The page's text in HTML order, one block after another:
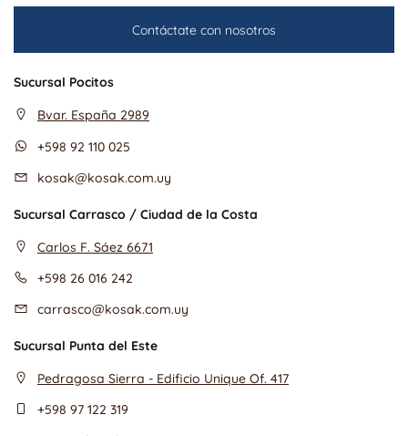
Contáctate con nosotros
Sucursal Pocitos
Bvar. España 2989
+598 92 110 025
kosak@kosak.com.uy
Sucursal Carrasco / Ciudad de la Costa
Carlos F. Sáez 6671
+598 26 016 242
carrasco@kosak.com.uy
Sucursal Punta del Este
Pedragosa Sierra - Edificio Unique Of. 417
+598 97 122 319